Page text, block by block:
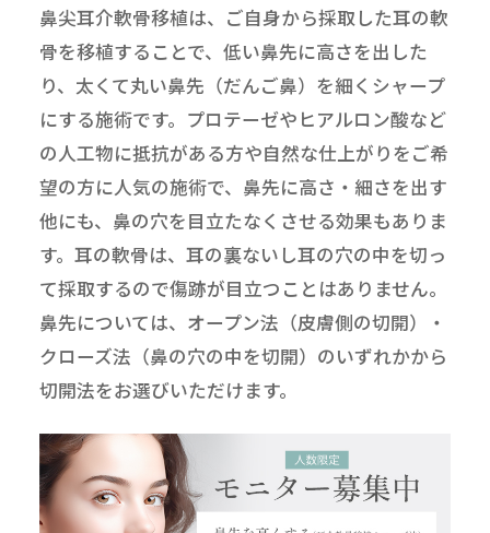
鼻尖耳介軟骨移植は、ご自身から採取した耳の軟
骨を移植することで、低い鼻先に高さを出した
り、太くて丸い鼻先（だんご鼻）を細くシャープ
にする施術です。プロテーゼやヒアルロン酸など
の人工物に抵抗がある方や自然な仕上がりをご希
望の方に人気の施術で、鼻先に高さ・細さを出す
他にも、鼻の穴を目立たなくさせる効果もありま
す。耳の軟骨は、耳の裏ないし耳の穴の中を切っ
て採取するので傷跡が目立つことはありません。
鼻先については、オープン法（皮膚側の切開）・
クローズ法（鼻の穴の中を切開）のいずれかから
切開法をお選びいただけます。